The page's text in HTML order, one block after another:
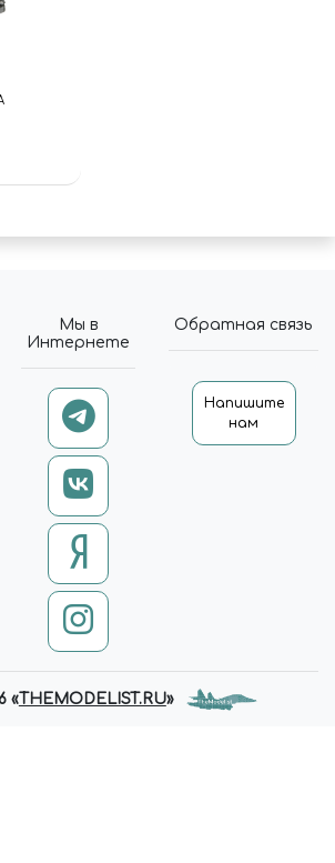
Мы в
Интернете
Обратная связь
Напишите
нам
«THEMODELIST.RU»